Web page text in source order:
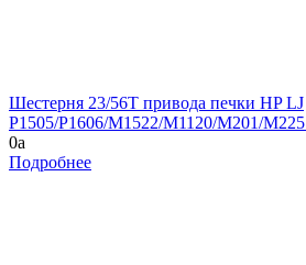
Шестерня 23/56T привода печки HP LJ
P1505/P1606/M1522/M1120/M201/
0a
Подробнее